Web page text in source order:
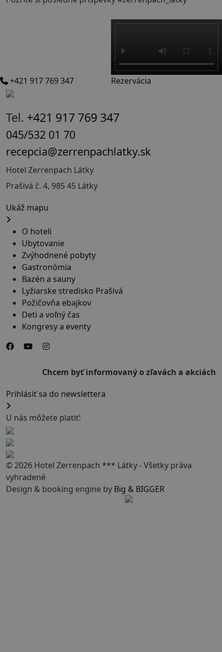
+421 917 769 347 Rezervácia
Tel. +421 917 769 347
045/532 01 70
recepcia@zerrenpachlatky.sk
Hotel Zerrenpach Látky
Prašivá č. 4, 985 45 Látky
Ukáž mapu
O hoteli
Ubytovanie
Zvýhodnené pobyty
Gastronómia
Bazén a sauny
Lyžiarske stredisko Prašivá
Požičovňa ebajkov
Deti a voľný čas
Kongresy a eventy
Chcem byť informovaný o zľavách a akciách
Prihlásiť sa do newslettera
U nás môžete platiť:
© 2026 Hotel Zerrenpach *** Látky - Všetky práva
vyhradené
Design & booking engine by Big & BIGGER